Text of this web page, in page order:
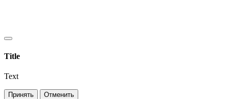
Title
Text
Принять Отменить